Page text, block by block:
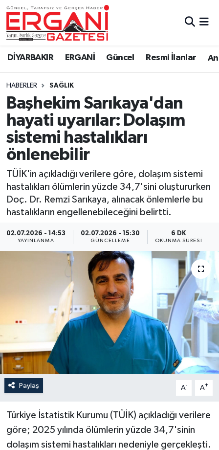
DİYARBAKIR ERGANİ Güncel Resmi İlanlar
HABERLER SAĞLIK
Başhekim Sarıkaya'dan
hayati uyarılar: Dolaşım
sistemi hastalıkları
önlenebilir
TÜİK'in açıkladığı verilere göre, dolaşım sistemi
hastalıkları ölümlerin yüzde 34,7'sini oluştururken
Doç. Dr. Remzi Sarıkaya, alınacak önlemlerle bu
hastalıkların engellenebileceğini belirtti.
02.07.2026 - 14:53
YAYINLANMA
02.07.2026 - 15:30
GÜNCELLEME
6 DK
OKUNMA SÜRESI
Paylaş A- A+
Türkiye İstatistik Kurumu (TÜİK) açıkladığı verilere
göre; 2025 yılında ölümlerin yüzde 34,7'sinin
dolaşım sistemi hastalıkları nedeniyle gerçekleşti.
DİYARBAKIR
BİSMİL
BAĞLAR
ERGANİ
Güncel
Eği̇ti̇m
Resmi İlanlar
Sağlık
Si̇yaset
Spor
Yaşam
Bi̇li̇m & Teknoloji̇
Dünya
Ergani Nöbetçi Eczaneler
Ergani Hava Durumu
Ergani Trafik Yoğunluk Haritası
Süper Lig Puan Durumu ve Fikstür
Tüm Manşetler
Son Dakika Haberleri
Haber Arşivi